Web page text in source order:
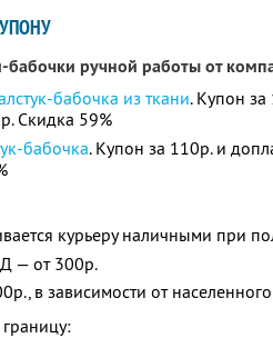
бабочки ручной работы от
бабочка из ткани. Купон за
Скидка 59%
бабочка. Купон за 110р. и
курьеру наличными при
— от 300р.
в зависимости от населенного